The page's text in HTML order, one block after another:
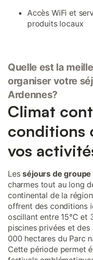
Accès WiFi et
produits locaux
Quelle est la
organiser votre
Ardennes?
Climat
conditions
vos
Lesséjours de
charmes tout au long
continental de la
offrent des conditions
oscillant entre 15°C et
piscines privées et
000 hectares du Parc
Cette période permet